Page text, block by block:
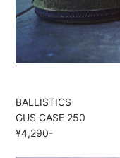
BALLISTICS
GUS CASE 250
¥4,290-